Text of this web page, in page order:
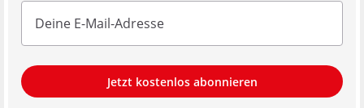
Jetzt kostenlos abonnieren